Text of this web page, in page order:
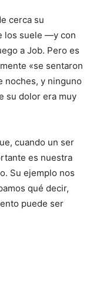
cerca su
los suele —y con
a Job. Pero es
«se sentaron
noches, y ninguno
su dolor era muy
cuando un ser
es nuestra
Su ejemplo nos
qué decir,
puede ser